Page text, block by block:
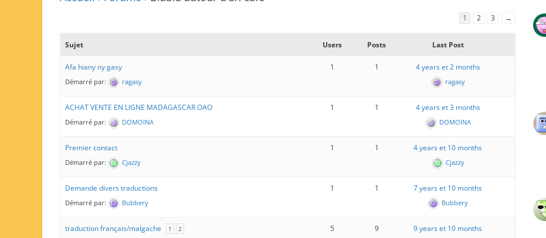
1 2 3 →
Sujet Users Posts Last Post
Afa hiany ny gasy
Démarré par: ragasy
1 1 4 years et 2 months
ragasy
ACHAT VENTE EN LIGNE MADAGASCAR OAO
Démarré par: DOMOINA
1 1 4 years et 3 months
DOMOINA
Premier contact
Démarré par: Cjazzy
1 1 4 years et 10 months
Cjazzy
Demande divers traductions
Démarré par: Bubbery
1 1 7 years et 10 months
Bubbery
traduction français/malgache 1 2 5 9 9 years et 10 months